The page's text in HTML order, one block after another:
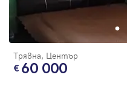
Трявна, Център
60 000